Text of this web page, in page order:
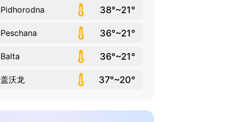
Pidhorodna 38°~21°
Peschana 36°~21°
Balta 36°~21°
盖沃龙 37°~20°